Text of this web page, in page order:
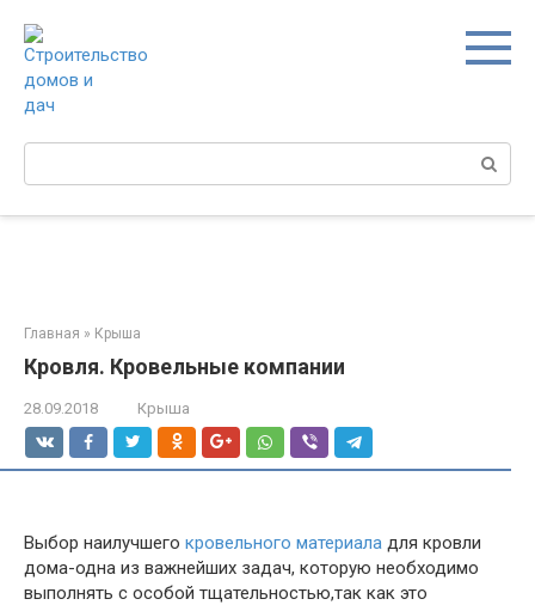
контенту
Главная » Крыша
Кровля. Кровельные компании
28.09.2018 Крыша
Выбор наилучшего кровельного материала для кровли
дома-одна из важнейших задач, которую необходимо
выполнять с особой тщательностью,так как это